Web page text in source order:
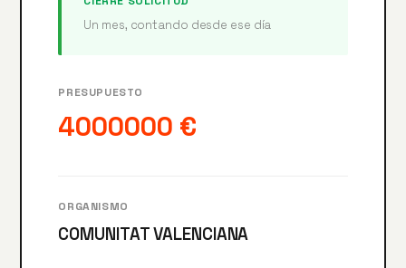
Un mes, contando desde ese día
PRESUPUESTO
4000000 €
ORGANISMO
COMUNITAT VALENCIANA